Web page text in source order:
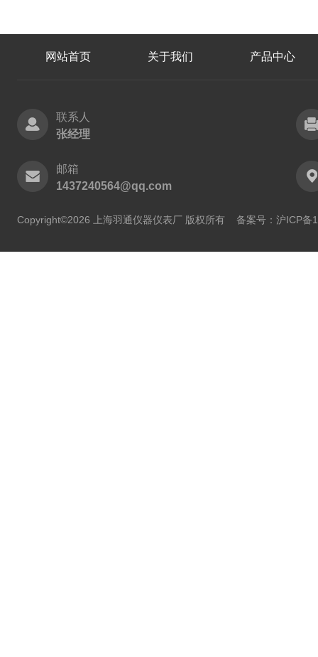
网站首页 关于我们 产品中心
联系人
张经理
邮箱
1437240564@qq.com
Copyright©2026 上海羽通仪器仪表厂 版权所有 备案号：沪ICP备